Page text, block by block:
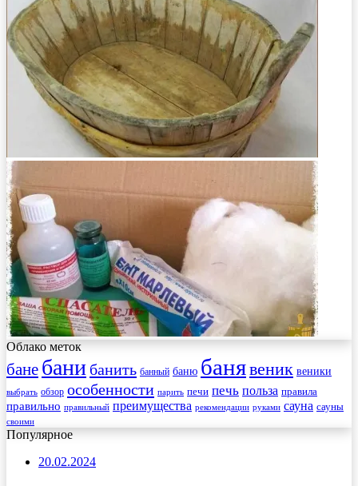
Облако меток
бане бани банить банный баню банявеник веники
выбрать обзор особенности парить печи печь польза правила
правильно правильный преимущества рекомендации руками сауна сауны
своими
Популярное
20.02.2024